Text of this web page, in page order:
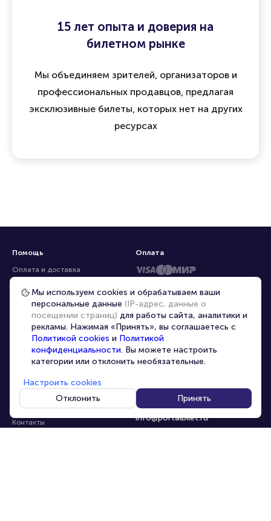
15 лет опыта и доверия на
билетном рынке
Мы объединяем зрителей, организаторов и
профессиональных продавцов, предлагая
эксклюзивные билеты, которых нет на других
ресурсах
Помощь
Оплата и доставка
Частые вопросы
Перепродажа билетов
Организаторам
Корпоративным клиентам
VIP-билеты
Персональные данные
О компании
Контакты
8-800-500-42-62
8-499-226-15-14
info@portalbilet.ru
С 10:00 до 21:00,
Оплата
Мы используем cookies и обрабатываем ваши
персональные данные (IP-адрес, данные о
посещении страниц) для работы сайта, аналитики и
рекламы. Нажимая «Принять», вы соглашаетесь с
Политикой cookies и Политикой
конфиденциальности. Вы можете настроить
категории или отклонить необязательные.
Настроить cookies
Отклонить
Принять